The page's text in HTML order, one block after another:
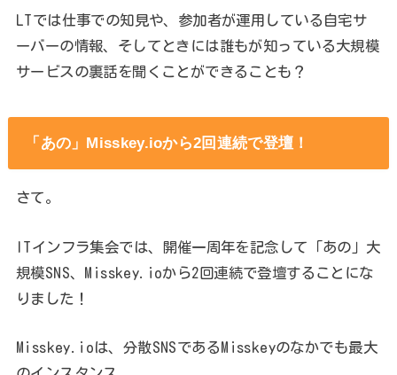
LTでは仕事での知見や、参加者が運用している自宅サ
ーバーの情報、そしてときには誰もが知っている大規模
サービスの裏話を聞くことができることも？
「あの」Misskey.ioから2回連続で登壇！
さて。
ITインフラ集会では、開催一周年を記念して「あの」大
規模SNS、Misskey.ioから2回連続で登壇することにな
りました！
Misskey.ioは、分散SNSであるMisskeyのなかでも最大